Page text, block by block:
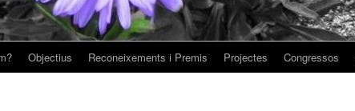
Objectius Reconeixements i Premis Projectes Congressos